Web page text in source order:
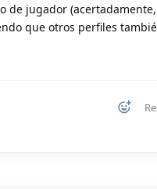
de jugador
que otros perfiles